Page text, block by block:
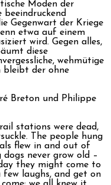
Moden der
beeindruckend
Gegenwart der Kriege
etwa auf einem
wird. Gegen alles,
diese
wehmütige
bleibt der ohne
Breton und Philippe
stations were dead,
The people hung
flew in and out of
never grow old –
they might come to
few laughs, and get on